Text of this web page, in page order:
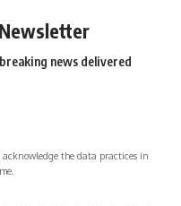
news delivered
the data practices in